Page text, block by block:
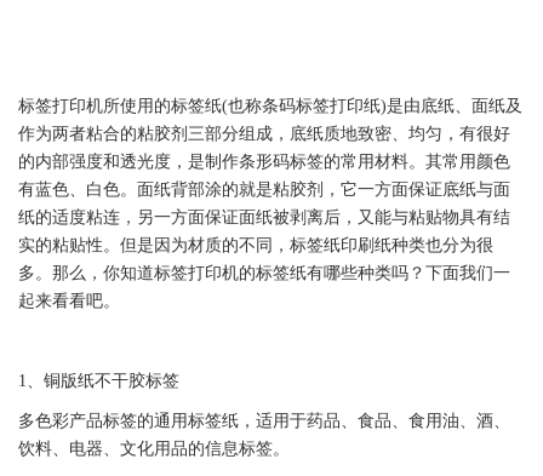
标签打印机所使用的标签纸(也称条码标签打印纸)是由底纸、面纸及
作为两者粘合的粘胶剂三部分组成，底纸质地致密、均匀，有很好
的内部强度和透光度，是制作条形码标签的常用材料。其常用颜色
有蓝色、白色。面纸背部涂的就是粘胶剂，它一方面保证底纸与面
纸的适度粘连，另一方面保证面纸被剥离后，又能与粘贴物具有结
实的粘贴性。但是因为材质的不同， 标签纸印刷纸种类也分为很
多。那么，你知道标签打印机的标签纸有哪些种类吗？下面我们一
起来看看吧。
1、铜版纸不干胶标签
多色彩产品标签的通用标签纸，适用于药品、食品、食用油、酒、
饮料、电器、文化用品的信息标签。